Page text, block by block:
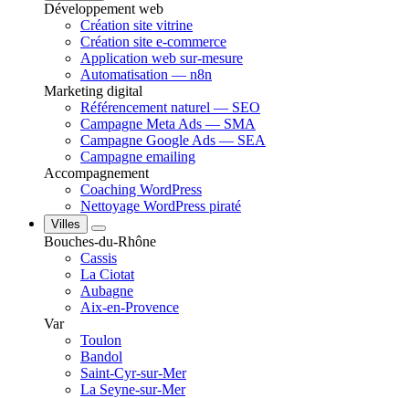
Développement web
Création site vitrine
Création site e-commerce
Application web sur-mesure
Automatisation — n8n
Marketing digital
Référencement naturel — SEO
Campagne Meta Ads — SMA
Campagne Google Ads — SEA
Campagne emailing
Accompagnement
Coaching WordPress
Nettoyage WordPress piraté
Villes
Bouches-du-Rhône
Cassis
La Ciotat
Aubagne
Aix-en-Provence
Var
Toulon
Bandol
Saint-Cyr-sur-Mer
La Seyne-sur-Mer